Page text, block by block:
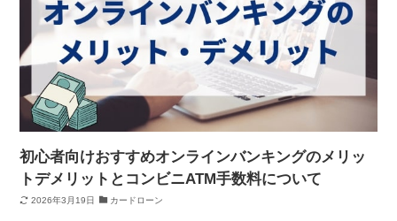
初心者向けおすすめオンラインバンキングのメリッ
トデメリットとコンビニATM手数料について
2026年3月19日 カードローン